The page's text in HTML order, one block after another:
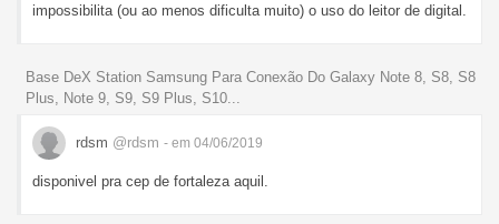
impossibilita (ou ao menos dificulta muito) o uso do leitor de digital.
Base DeX Station Samsung Para Conexão Do Galaxy Note 8, S8, S8
Plus, Note 9, S9, S9 Plus, S10...
rdsm @rdsm - em 04/06/2019
disponivel pra cep de fortaleza aquil.